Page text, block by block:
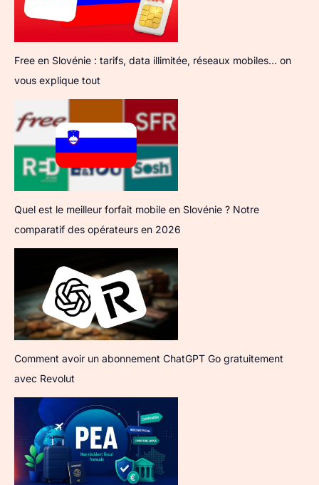
Free en Slovénie : tarifs, data illimitée, réseaux mobiles… on
vous explique tout
Quel est le meilleur forfait mobile en Slovénie ? Notre
comparatif des opérateurs en 2026
Comment avoir un abonnement ChatGPT Go gratuitement
avec Revolut